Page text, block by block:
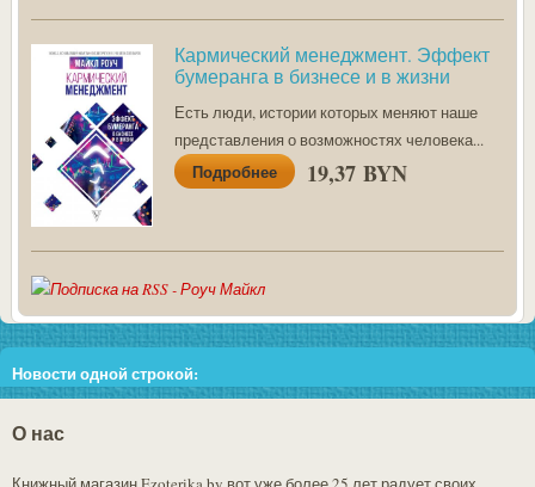
Кармический менеджмент. Эффект
бумеранга в бизнесе и в жизни
Есть люди, истории которых меняют наше
представления о возможностях человека...
Подробнее 19,37 BYN
Новости одной строкой:
недоразумений, перед тем как сделать заказ, пожалуйста, уточняйте
О нас